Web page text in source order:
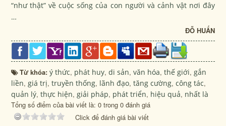
“như thật” về cuộc sống của con người và cảnh vật nơi đây
…
ĐỖ HUẤN
Từ khóa:ý thức, phát huy,di sản,văn hóa,thế giới,gắn
liền,giá trị,truyền thống, lãnh đạo,tăng cường,công tác,
quản lý,thực hiện,giải pháp, phát triển, hiệu quả, nhất là
Tổng số điểm của bài viết là: 0 trong 0 đánh giá
Click để đánh giá bài viết